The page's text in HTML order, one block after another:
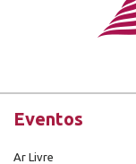
Eventos
Ar Livre